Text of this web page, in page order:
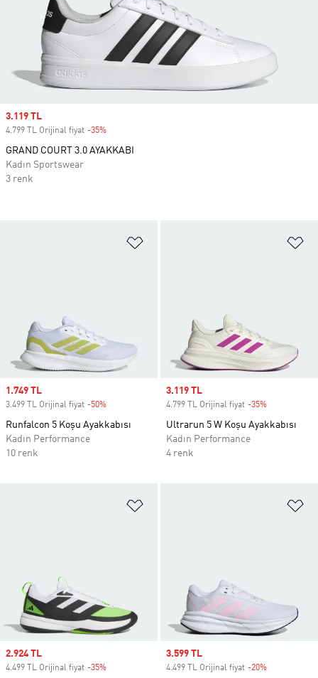
Sale price
1.749 TL
3.499 TL Orijinal fiyat -50%
Runfalcon 5 Koşu Ayakkabısı
Kadın Performance
10 renk
Sale price
3.119 TL
4.799 TL Orijinal fiyat -35%
Ultrarun 5 W Koşu Ayakkabısı
Kadın Performance
4 renk
Sale price
2.924 TL
4.499 TL Orijinal fiyat -35%
Sale price
3.599 TL
4.499 TL Orijinal fiyat -20%
Sale price
3.119 TL
4.799 TL Orijinal fiyat -35%
GRAND COURT 3.0 AYAKKABI
Kadın Sportswear
3 renk